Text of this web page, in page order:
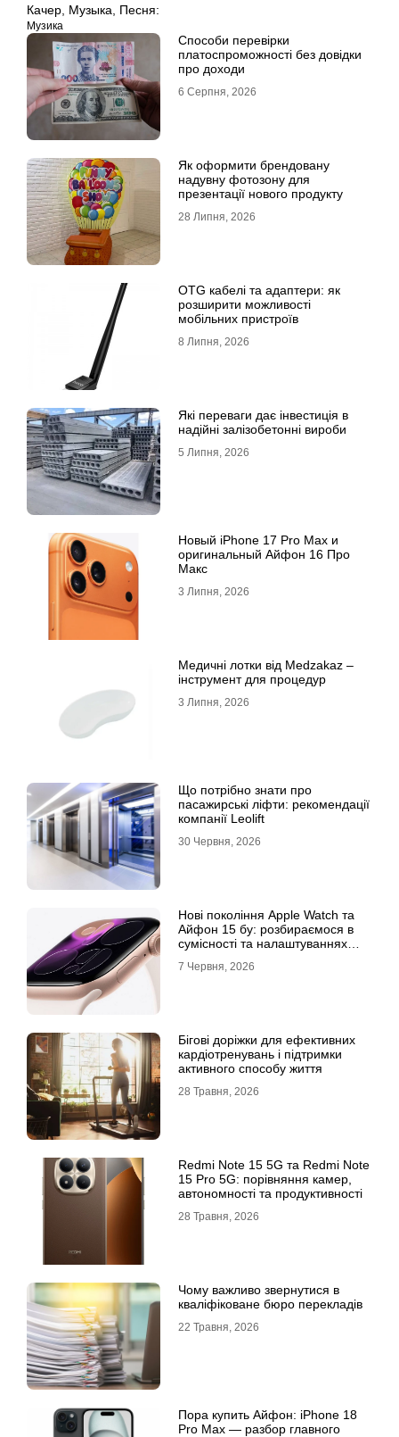
Качер, Музыка, Песня:
Музика
Способи перевірки
платоспроможності без довідки
про доходи
6 Серпня, 2026
Як оформити брендовану
надувну фотозону для
презентації нового продукту
28 Липня, 2026
OTG кабелі та адаптери: як
розширити можливості
мобільних пристроїв
8 Липня, 2026
Які переваги дає інвестиція в
надійні залізобетонні вироби
5 Липня, 2026
Новый iPhone 17 Pro Max и
оригинальный Айфон 16 Про
Макс
3 Липня, 2026
Медичні лотки від Medzakaz –
інструмент для процедур
3 Липня, 2026
Що потрібно знати про
пасажирські ліфти: рекомендації
компанії Leolift
30 Червня, 2026
Нові покоління Apple Watch та
Айфон 15 бу: розбираємося в
сумісності та налаштуваннях
7 Червня, 2026
Бігові доріжки для ефективних
кардіотренувань і підтримки
активного способу життя
28 Травня, 2026
Redmi Note 15 5G та Redmi Note
15 Pro 5G: порівняння камер,
автономності та продуктивності
28 Травня, 2026
Чому важливо звернутися в
кваліфіковане бюро перекладів
22 Травня, 2026
Пора купить Айфон: iPhone 18
Pro Max — разбор главного